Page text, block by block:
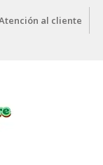
al cliente